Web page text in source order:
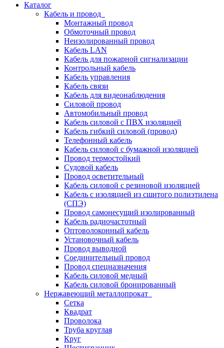
Каталог
Кабель и провод
Монтажный провод
Обмоточный провод
Неизолированный провод
Кабель LAN
Кабель для пожарной сигнализации
Контрольный кабель
Кабель управления
Кабель связи
Кабель для видеонаблюдения
Силовой провод
Автомобильный провод
Кабель силовой с ПВХ изоляцией
Кабель гибкий силовой (провод)
Телефонный кабель
Кабель силовой с бумажной изоляцией
Провод термостойкий
Судовой кабель
Провод осветительный
Кабель силовой с резиновой изоляцией
Кабель с изоляцией из сшитого полиэтилена
(СПЭ)
Провод самонесущий изолированный
Кабель радиочастотный
Оптоволоконный кабель
Установочный кабель
Провод выводной
Соединительный провод
Провод спецназначения
Кабель силовой медный
Кабель силовой бронированный
Нержавеющий металлопрокат
Сетка
Квадрат
Проволока
Труба круглая
Круг